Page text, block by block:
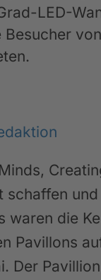
LED-
Besucher
schaffen
waren die
Pavillons
Der